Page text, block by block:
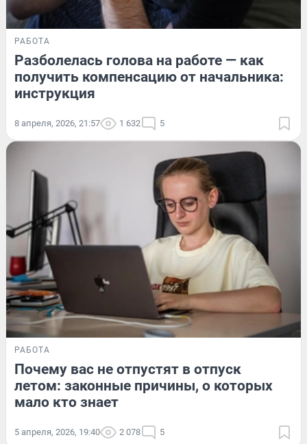
РАБОТА
Разболелась голова на работе — как
получить компенсацию от начальника:
инструкция
8 апреля, 2026, 21:57 1 632 5
РАБОТА
Почему вас не отпустят в отпуск
летом: законные причины, о которых
мало кто знает
5 апреля, 2026, 19:40 2 078 5